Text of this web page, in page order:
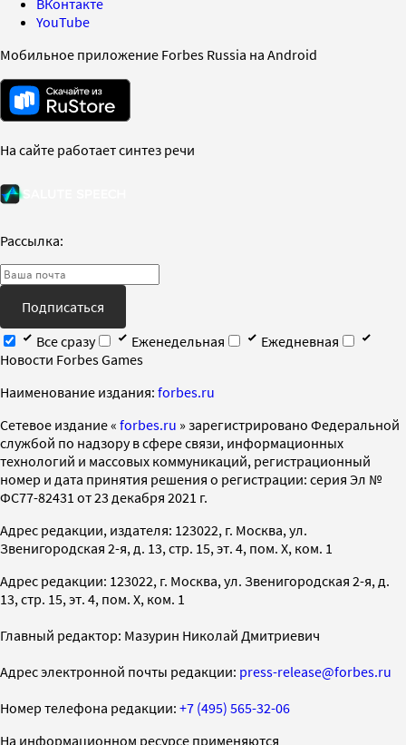
YouTube
Мобильное приложение Forbes Russia на Android
На сайте работает синтез речи
Рассылка:
Подписаться
Все сразу
Еженедельная
Ежедневная
Новости Forbes Games
Наименование издания: forbes.ru
Cетевое издание « forbes.ru » зарегистрировано Федеральной
службой по надзору в сфере связи, информационных
технологий и массовых коммуникаций, регистрационный
номер и дата принятия решения о регистрации: серия Эл №
ФС77-82431 от 23 декабря 2021 г.
Адрес редакции, издателя: 123022, г. Москва, ул.
Звенигородская 2-я, д. 13, стр. 15, эт. 4, пом. X, ком. 1
Адрес редакции: 123022, г. Москва, ул. Звенигородская 2-я, д.
13, стр. 15, эт. 4, пом. X, ком. 1
Главный редактор: Мазурин Николай Дмитриевич
Адрес электронной почты редакции: press-release@forbes.ru
Номер телефона редакции: +7 (495) 565-32-06
На информационном ресурсе применяются